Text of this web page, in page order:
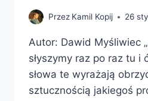
Przez Kamil Kopij 26
Autor: Dawid Myśliwiec
słyszymy raz po raz tu i
słowa te wyrażają
sztucznością jakiegoś